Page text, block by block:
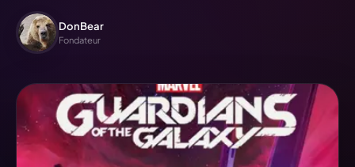
DonBear
Fondateur